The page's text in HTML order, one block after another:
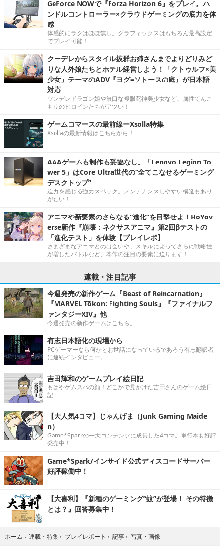
GeForce NOWで『Forza Horizon 6』をプレイ。ハ
ンドルコントローラー×クラウドゲーミングの底力を体
感
体感的にラグはほぼ無し。グラフィックスはもちろん最高設定
でプレイ可能！
クーデレからスタイル抜群お姉さんまでよりどりみど
りな人外娘たちとホテル経営しよう！「クトゥルフ×美
少女」テーマのADV『ヨグ=ソトースの庭』が日本語
対応
ツンデレドラゴン娘や無口な複眼死神美少女など、属性てんこ
もりのヒロインたちがアツい！
ゲームコマースの最前線ーXsolla特集
Xsollaの最新情報はこちらから！
AAAゲームも制作も妥協なし。「Lenovo Legion To
wer 5」はCore Ultra世代の“全てこなせるゲーミング
デスクトップ”
迫力を感じる強力スペック。メンテナンスしやすい構造もあり
がたい！
アニマや新要素のさらなる“進化”を目撃せよ！HoYov
erse新作『崩壊：ネクサスアニマ』第2回βテストの
「進化テスト」を体験【プレイレポ】
さまざまなアニマとの出会いや、スキルによってさらに戦略性
が増したバトルなど、本作の注目の要素に迫ります！
連載・注目記事
今週発売の新作ゲーム『Beast of Reincarnation』
『MARVEL Tōkon: Fighting Souls』『ファイナルフ
ァンタジーXIV』他
今週発売の新作ゲームはこちら。
有志日本語化の現場から
PCゲーマーなら何かとお世話になっているであろう有志翻訳者
に連続インタビュー。
吉田輝和のゲームプレイ絵日記
もはやゲムスパの顔！どこかで見かけた吉田さんのゲーム絵日
記
【大人気4コマ】じゃんげま（Junk Gaming Maide
n）
Game*Sparkの一大コンテンツに成長した4コマ。単行本も好評
発売中！
Game*Spark/インサイド公式ディスコードサーバー
好評稼働中！
【大喜利】『新種のゲーミング“蚊”が登場！ その特徴
とは？』回答募集中！
ホーム › 連載・特集 › プレイレポート › 記事 › 写真・画像